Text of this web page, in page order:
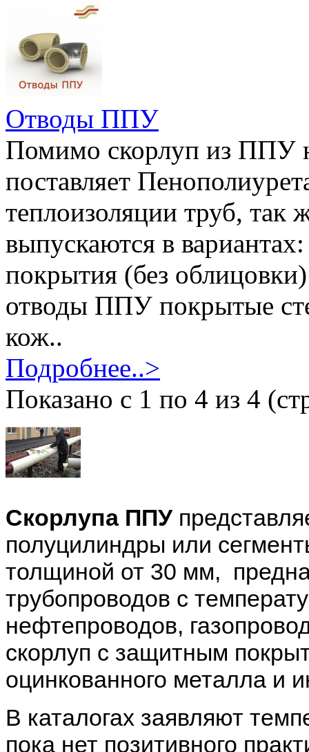
Отводы ППУ
Помимо скорлуп из ППУ
поставляет
теплоизоляции труб,
выпускаются в
покрытия (без
отводы ППУ покрытые
кож..
Подробнее..>
Показано с 1 по 4 из 4
Скорлупа ППУ
полуцилиндры или
толщиной от 30 мм,
трубопроводов с
нефтепроводов,
скорлуп с защитным
оцинкованного металла и
В каталогах заявляют
пока нет позитивного